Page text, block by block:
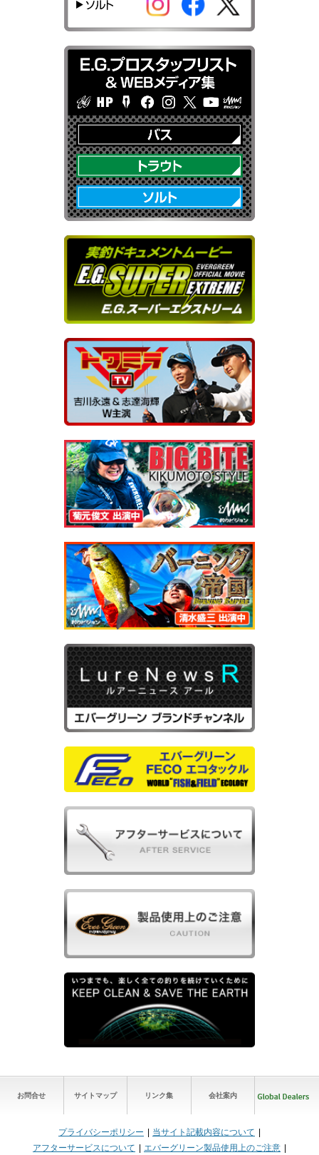
お問合せ サイトマップ リンク集 会社案内
プライバシーポリシー
当サイト記載内容について
アフターサービスについて
エバーグリーン製品使用上のご注意